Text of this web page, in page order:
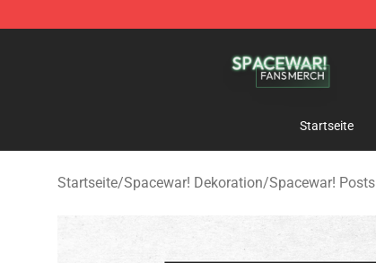
Startseite
Startseite/Spacewar! Dekoration/Spacewar! Posts